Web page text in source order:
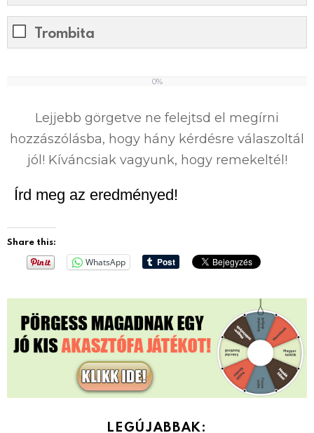
Trombita
0%
Lejjebb görgetve ne felejtsd el megírni
hozzászólásba, hogy hány kérdésre válaszoltál
jól! Kíváncsiak vagyunk, hogy remekeltél!
Írd meg az eredményed!
Share this:
WhatsApp
LEGÚJABBAK: